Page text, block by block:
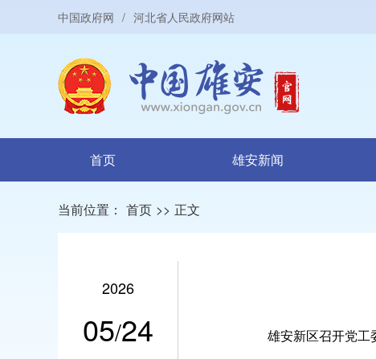
中国政府网 / 河北省人民政府网站
首页 雄安新闻
当前位置： 首页 >> 正文
2026
05/24 雄安新区召开党工